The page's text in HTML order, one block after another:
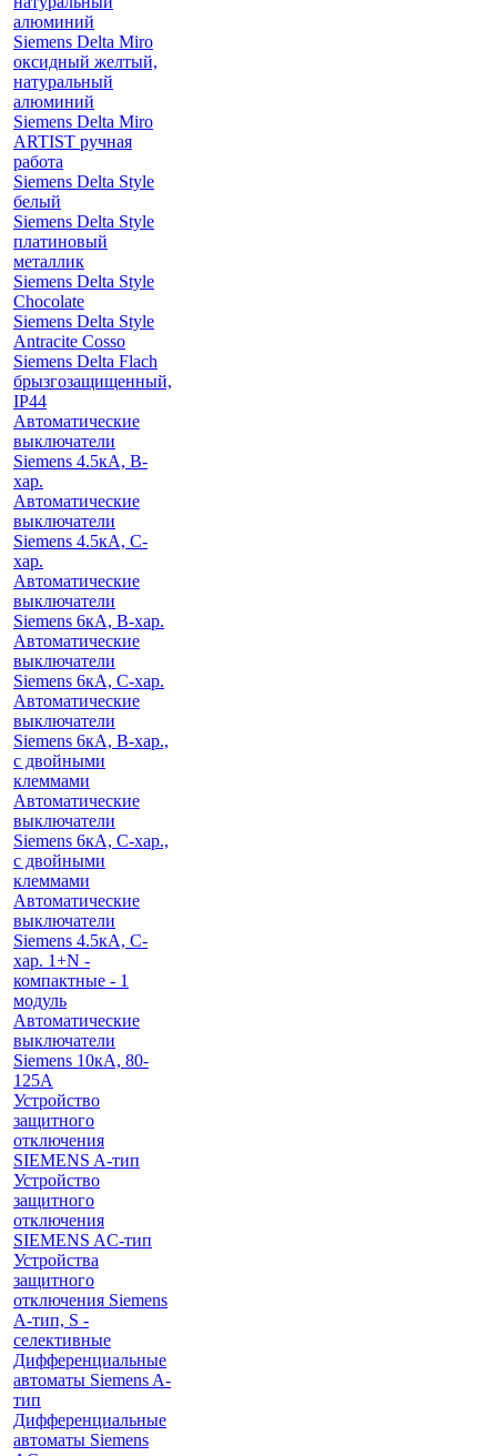
алюминий
Siemens Delta Miro
оксидный желтый,
натуральный
алюминий
Siemens Delta Miro
ARTIST ручная
работа
Siemens Delta Style
белый
Siemens Delta Style
платиновый
металлик
Siemens Delta Style
Chocolate
Siemens Delta Style
Antracite Cosso
Siemens Delta Flach
брызгозащищенный,
IP44
Автоматические
выключатели
Siemens 4.5кА, B-
хар.
Автоматические
выключатели
Siemens 4.5кА, C-
хар.
Автоматические
выключатели
Siemens 6кА, B-хар.
Автоматические
выключатели
Siemens 6кА, С-хар.
Автоматические
выключатели
Siemens 6кА, B-хар.,
с двойными
клеммами
Автоматические
выключатели
Siemens 6кА, C-хар.,
с двойными
клеммами
Автоматические
выключатели
Siemens 4.5кА, C-
хар. 1+N -
компактные - 1
модуль
Автоматические
выключатели
Siemens 10кА, 80-
125A
Устройство
защитного
отключения
SIEMENS A-тип
Устройство
защитного
отключения
SIEMENS AС-тип
Устройства
защитного
отключения Siemens
A-тип, S -
селективные
Дифференциальные
автоматы Siemens A-
тип
Дифференциальные
автоматы Siemens